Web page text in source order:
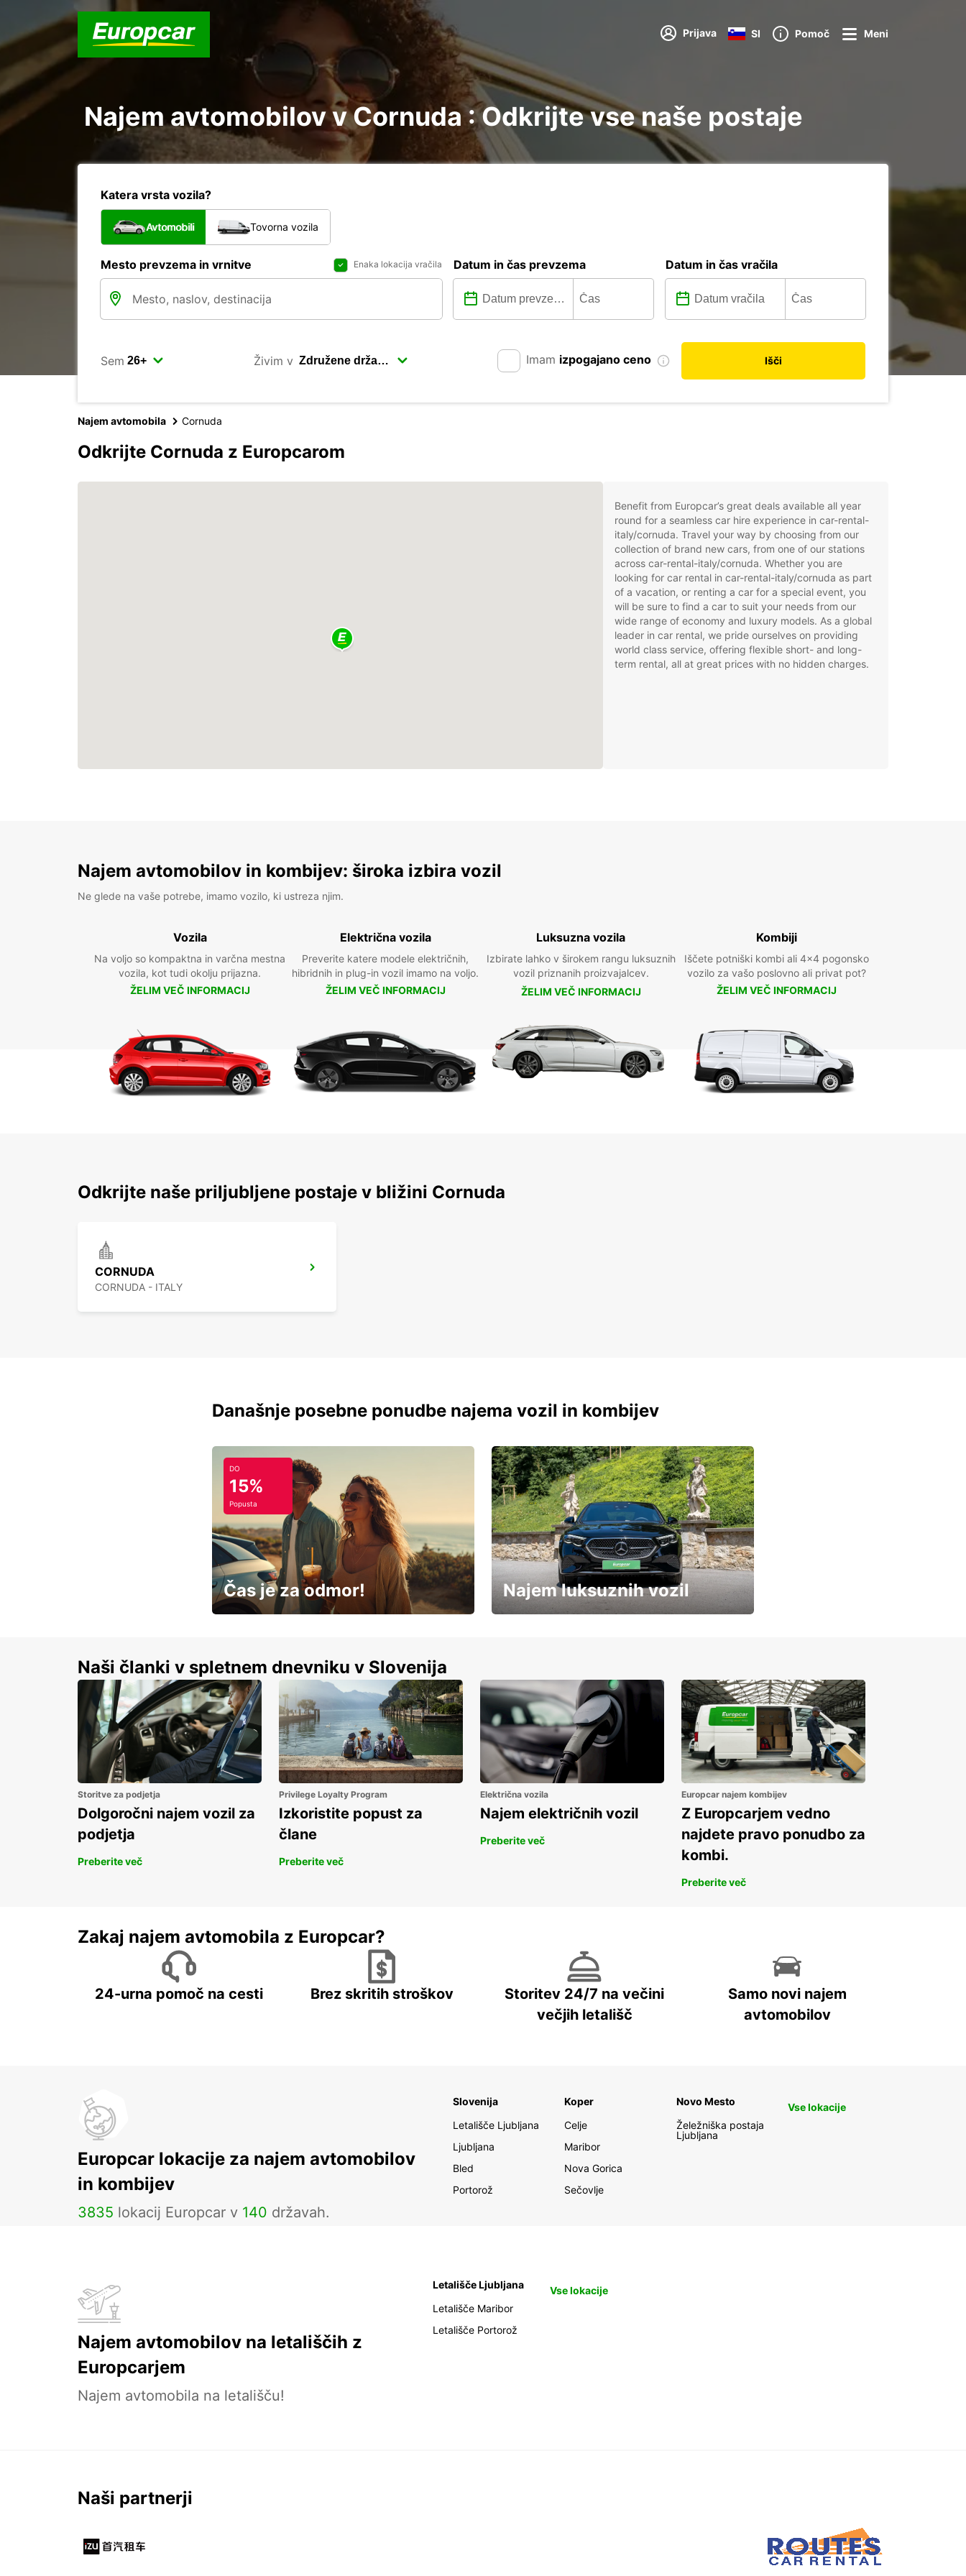
Prijava SI Pomoč Meni
Najem avtomobilov v Cornuda : Odkrijte vse naše postaje
Katera vrsta vozila?
Avtomobili Tovorna vozila
Mesto prevzema in vrnitve Enaka lokacija vračila Datum in čas prevzema Datum in čas vračila
Sem Živim v Imam izpogajano ceno Išči
Najem avtomobila Cornuda
Odkrijte Cornuda z Europcarom
Benefit from Europcar’s great deals available all year
round for a seamless car hire experience in car-rental-
italy/cornuda. Travel your way by choosing from our
collection of brand new cars, from one of our stations
across car-rental-italy/cornuda. Whether you are
looking for car rental in car-rental-italy/cornuda as part
of a vacation, or renting a car for a special event, you
will be sure to find a car to suit your needs from our
wide range of economy and luxury models. As a global
leader in car rental, we pride ourselves on providing
world class service, offering flexible short- and long-
term rental, all at great prices with no hidden charges.
Najem avtomobilov in kombijev: široka izbira vozil
Ne glede na vaše potrebe, imamo vozilo, ki ustreza njim.
Vozila
Na voljo so kompaktna in varčna mestna
vozila, kot tudi okolju prijazna.
ŽELIM VEČ INFORMACIJ
Električna vozila
Preverite katere modele električnih,
hibridnih in plug-in vozil imamo na voljo.
ŽELIM VEČ INFORMACIJ
Luksuzna vozila
Izbirate lahko v širokem rangu luksuznih
vozil priznanih proizvajalcev.
ŽELIM VEČ INFORMACIJ
Kombiji
Iščete potniški kombi ali 4x4 pogonsko
vozilo za vašo poslovno ali privat pot?
ŽELIM VEČ INFORMACIJ
Odkrijte naše priljubljene postaje v bližini Cornuda
CORNUDA
CORNUDA - ITALY
Današnje posebne ponudbe najema vozil in kombijev
DO
15%
Popusta
Čas je za odmor! Najem luksuznih vozil
Naši članki v spletnem dnevniku v Slovenija
Storitve za podjetja
Dolgoročni najem vozil za
podjetja
Preberite več
Privilege Loyalty Program
Izkoristite popust za
člane
Preberite več
Električna vozila
Najem električnih vozil
Preberite več
Europcar najem kombijev
Z Europcarjem vedno
najdete pravo ponudbo za
kombi.
Preberite več
Zakaj najem avtomobila z Europcar?
24-urna pomoč na cesti Brez skritih stroškov
Storitev 24/7 na večini
večjih letališč
Samo novi najem
avtomobilov
Europcar lokacije za najem avtomobilov
in kombijev
3835 lokacij Europcar v 140 državah.
Slovenija
Letališče Ljubljana
Ljubljana
Bled
Portorož
Koper
Celje
Maribor
Nova Gorica
Sečovlje
Novo Mesto
Želežniška postaja
Ljubljana
Vse lokacije
Najem avtomobilov na letališčih z
Europcarjem
Najem avtomobila na letališču!
Letališče Ljubljana
Letališče Maribor
Letališče Portorož
Vse lokacije
Naši partnerji